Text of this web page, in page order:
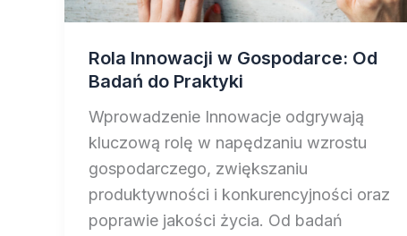
Rola Innowacji w Gospodarce: Od
Badań do Praktyki
Wprowadzenie Innowacje odgrywają
kluczową rolę w napędzaniu wzrostu
gospodarczego, zwiększaniu
produktywności i konkurencyjności oraz
poprawie jakości życia. Od badań